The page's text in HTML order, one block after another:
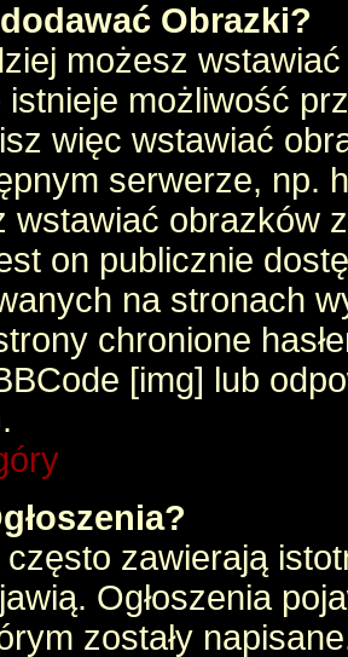
Obrazki?
możesz
możliwość
więc wstawiać
serwerze, np.
wstawiać obrazków
on publicznie
na stronach
chronione
[img] lub
często zawierają
Ogłoszenia
zostały